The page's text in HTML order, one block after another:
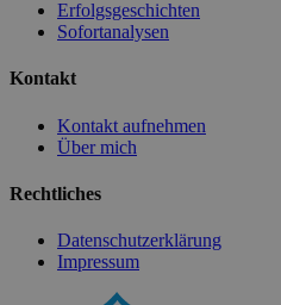
Erfolgsgeschichten
Sofortanalysen
Kontakt
Kontakt aufnehmen
Über mich
Rechtliches
Datenschutzerklärung
Impressum